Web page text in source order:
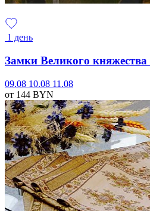
1 день
Замки Великого княжества
09.08 10.08 11.08
от 144 BYN